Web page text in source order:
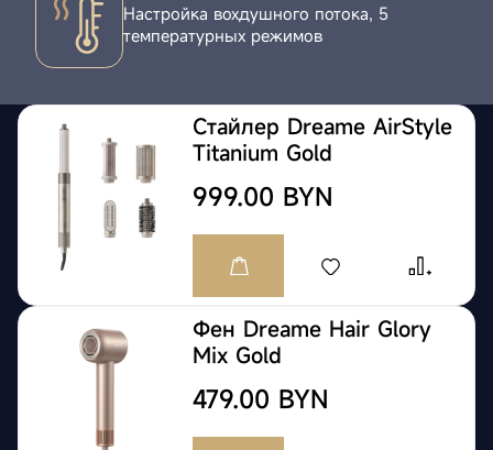
Настройка вохдушного потока, 5
температурных режимов
Стайлер Dreame AirStyle
Titanium Gold
999.00 BYN
Фен Dreame Hair Glory
Mix Gold
479.00 BYN